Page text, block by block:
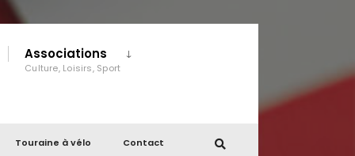
Associations
Culture, Loisirs, Sport
Touraine à vélo Contact